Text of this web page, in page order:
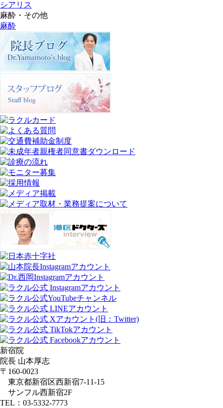
シアリス
麻酔・その他
麻酔
新宿院
院長 山本厚志
〒160-0023
東京都新宿区西新宿7-11-15
サンフル西新宿2F
TEL：03-5332-7773